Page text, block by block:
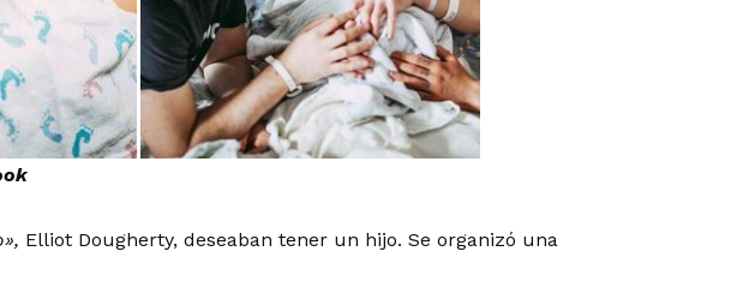
Elliot Dougherty, deseaban tener un hijo. Se organizó una